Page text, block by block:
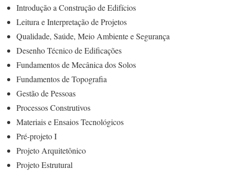
Introdução a Construção de Edifícios
Leitura e Interpretação de Projetos
Qualidade, Saúde, Meio Ambiente e Segurança
Desenho Técnico de Edificações
Fundamentos de Mecânica dos Solos
Fundamentos de Topografia
Gestão de Pessoas
Processos Construtivos
Materiais e Ensaios Tecnológicos
Pré-projeto I
Projeto Arquitetônico
Projeto Estrutural